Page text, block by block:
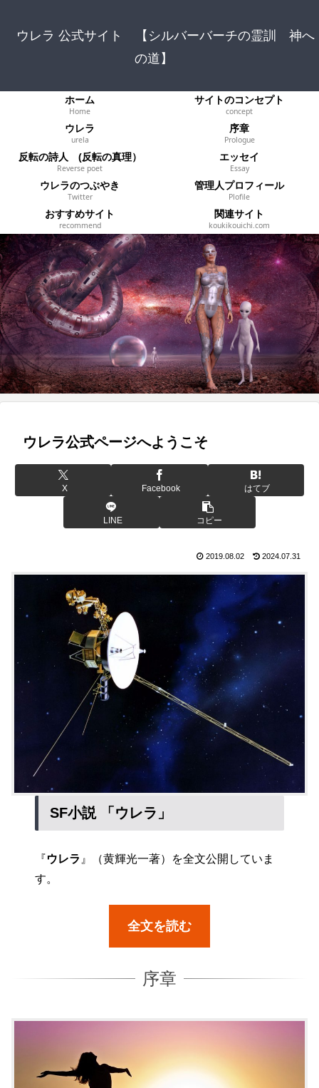
ウレラ 公式サイト 【シルバーバーチの霊訓 神へ
の道】
ホーム
Home
サイトのコンセプト
concept
ウレラ
urela
序章
Prologue
反転の詩人 (反転の真理）
Reverse poet
エッセイ
Essay
ウレラのつぶやき
Twitter
管理人プロフィール
Plofile
おすすめサイト
recommend
関連サイト
koukikouichi.com
ウレラ公式ページへようこそ
X Facebook はてブ
LINE コピー
2019.08.02 2024.07.31
SF小説 「ウレラ」
『ウレラ 』（黄輝光一著）を全文公開していま
す。
全文を読む
序章